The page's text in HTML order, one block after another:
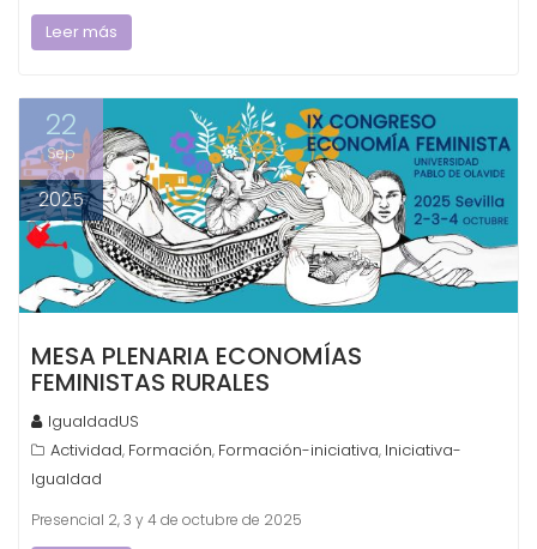
Leer más
22
Sep
2025
MESA PLENARIA ECONOMÍAS
FEMINISTAS RURALES
IgualdadUS
Actividad, Formación, Formación-iniciativa, Iniciativa-
Igualdad
Presencial 2, 3 y 4 de octubre de 2025